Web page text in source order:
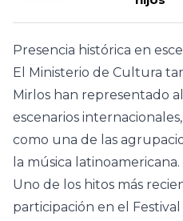
Presencia histórica en
El Ministerio de Cultura
Mirlos han representado
escenarios
como una de las
la música latinoamericana.
Uno de los hitos más
participación en el